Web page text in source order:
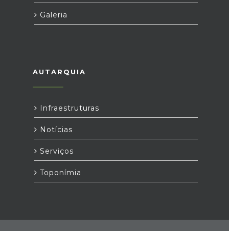
Galeria
AUTARQUIA
Infraestruturas
Notícias
Serviços
Toponímia